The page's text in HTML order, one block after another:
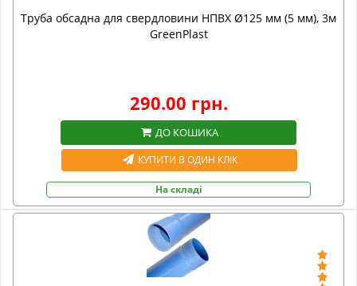
Труба обсадна для свердловини НПВХ Ø125 мм (5 мм), 3м
GreenPlast
290.00 грн.
ДО КОШИКА
КУПИТИ В ОДИН КЛІК
На складі